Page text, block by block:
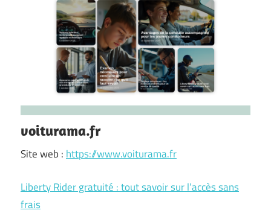
voiturama.fr
Site web : https://www.voiturama.fr
Liberty Rider gratuité : tout savoir sur l’accès sans
frais